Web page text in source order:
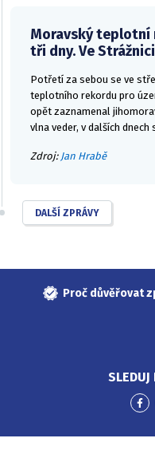
Moravský teplotní
tři dny. Ve
Potřetí za sebou se ve
teplotního rekordu pro
opět zaznamenal
vlna veder, v dalších dnech
Zdroj: Jan Hrabě
DALŠÍ ZPRÁVY
Proč důvěřovat
SLEDUJ